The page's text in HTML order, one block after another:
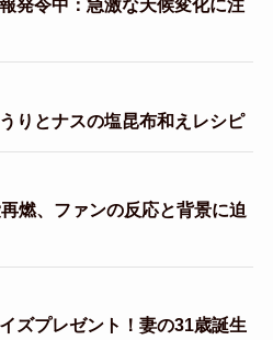
発令中：急激な天候変化に注
りとナスの塩昆布和えレシピ
燃、ファンの反応と背景に迫
ズプレゼント！妻の31歳誕生